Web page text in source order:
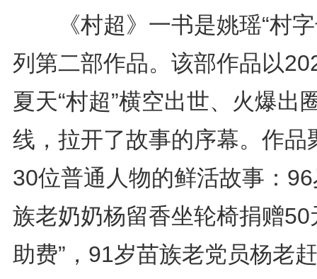
《村超》一书是姚瑶“村字
列第二部作品。该部作品以
夏天“村超”横空出世、火爆出
线，拉开了故事的序幕。作品
30位普通人物的鲜活故事：
族老奶奶杨留香坐轮椅捐赠50
助费”，91岁苗族老党员杨老